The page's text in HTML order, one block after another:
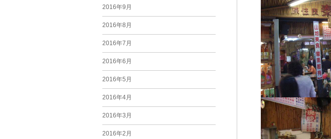
2016年9月
2016年8月
2016年7月
2016年6月
2016年5月
2016年4月
2016年3月
2016年2月